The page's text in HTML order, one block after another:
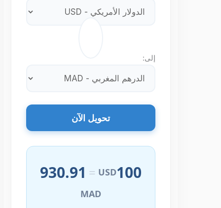
تحويل الآن
100
USD
=
930.91
MAD